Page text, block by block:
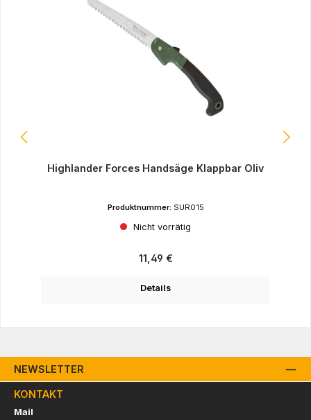
Highlander Forces Handsäge Klappbar Oliv
Produktnummer: SUR015
Nicht vorrätig
Regulärer Preis:
11,49 €
Details
NEWSLETTER
KONTAKT
Mail